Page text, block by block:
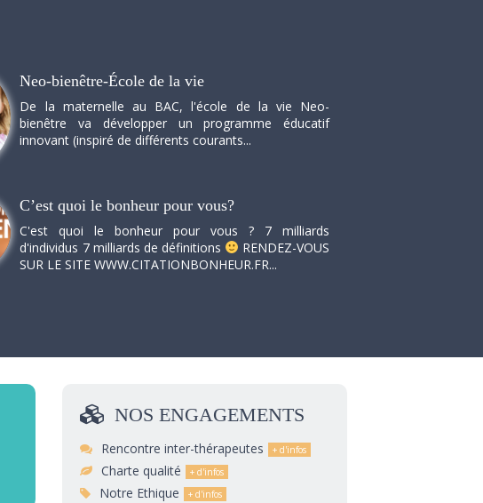
Neo-bienêtre-École de la vie
De la maternelle au BAC, l'école de la vie Neo-
bienêtre va développer un programme éducatif
innovant (inspiré de différents courants...
C’est quoi le bonheur pour vous?
C'est quoi le bonheur pour vous ? 7 milliards
d'individus 7 milliards de définitions
RENDEZ-VOUS
SUR LE SITE WWW.CITATIONBONHEUR.FR...
NOS ENGAGEMENTS
Rencontre inter-thérapeutes
Charte qualité
Notre Ethique